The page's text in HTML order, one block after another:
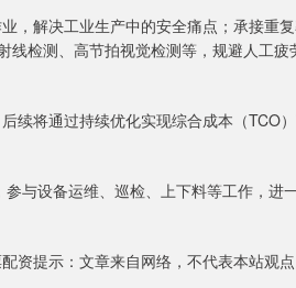
，解决工业生产中的安全痛点；承接重
线检测、高节拍视觉检测等，规避人工疲
续将通过持续优化实现综合成本（TCO
与设备运维、巡检、上下料等工作，进
资提示：文章来自网络，不代表本站观点